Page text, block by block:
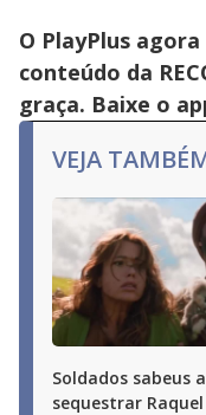
O PlayPlus
conteúdo da
graça. Baixe o
VEJA
Soldados sabeus
sequestrar